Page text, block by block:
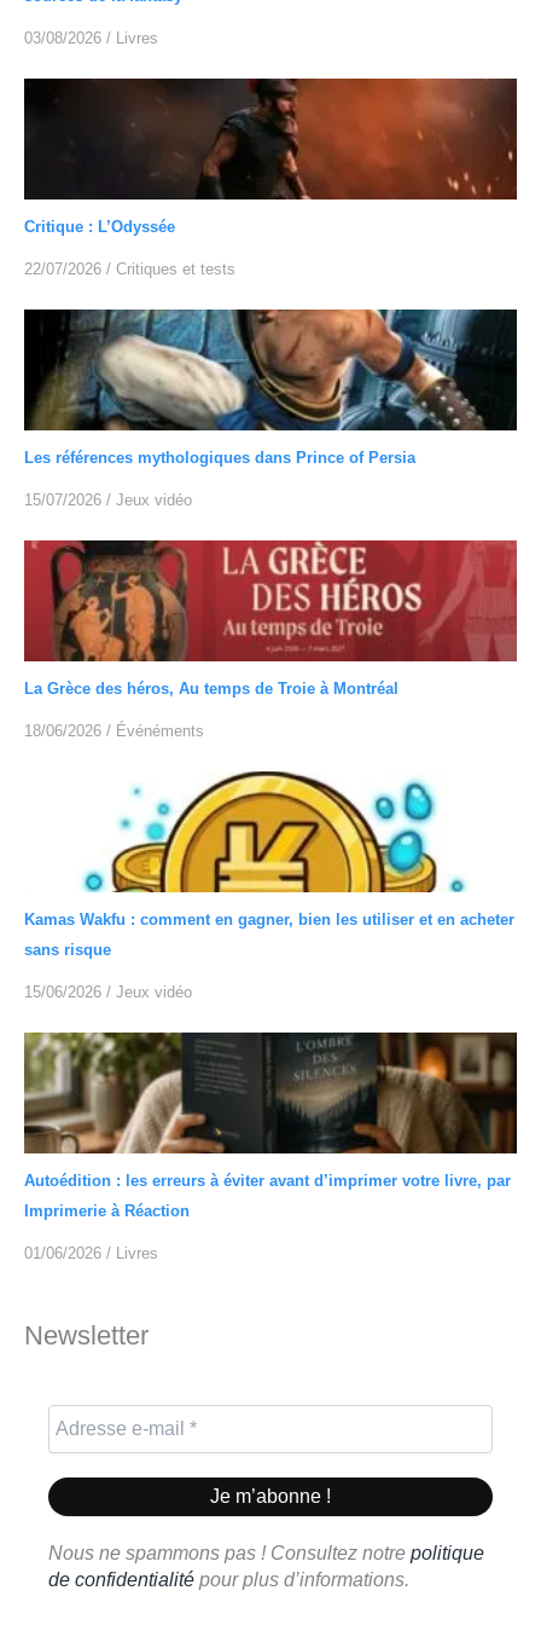
03/08/2026 / Livres
Critique : L’Odyssée
22/07/2026 / Critiques et tests
Les références mythologiques dans Prince of Persia
15/07/2026 / Jeux vidéo
La Grèce des héros, Au temps de Troie à Montréal
18/06/2026 / Événéments
Kamas Wakfu : comment en gagner, bien les utiliser et en acheter
sans risque
15/06/2026 / Jeux vidéo
Autoédition : les erreurs à éviter avant d’imprimer votre livre, par
Imprimerie à Réaction
01/06/2026 / Livres
Newsletter
Nous ne spammons pas ! Consultez notre politique
de confidentialité pour plus d’informations.